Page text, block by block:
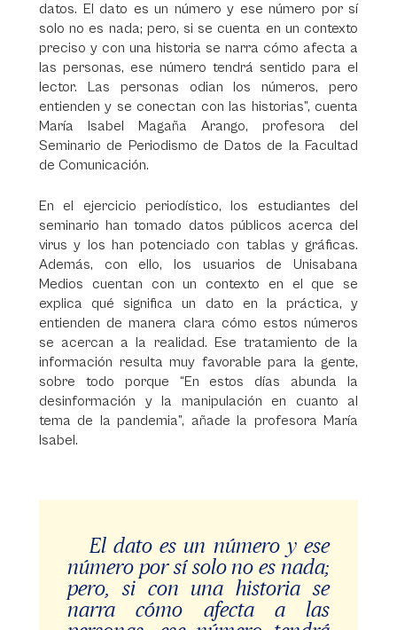
datos. El dato es un número y ese número por sí
solo no es nada; pero, si se cuenta en un contexto
preciso y con una historia se narra cómo afecta a
las personas, ese número tendrá sentido para el
lector. Las personas odian los números, pero
entienden y se conectan con las historias”, cuenta
María Isabel Magaña Arango, profesora del
Seminario de Periodismo de Datos de la Facultad
de Comunicación.
En el ejercicio periodístico, los estudiantes del
seminario han tomado datos públicos acerca del
virus y los han potenciado con tablas y gráficas.
Además, con ello, los usuarios de Unisabana
Medios cuentan con un contexto en el que se
explica qué significa un dato en la práctica, y
entienden de manera clara cómo estos números
se acercan a la realidad. Ese tratamiento de la
información resulta muy favorable para la gente,
sobre todo porque “En estos días abunda la
desinformación y la manipulación en cuanto al
tema de la pandemia”, añade la profesora María
Isabel.
El dato es un número y ese
número por sí solo no es nada;
pero, si con una historia se
narra cómo afecta a las